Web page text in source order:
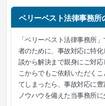
ベリーベスト法律事務所
「ベリーベスト法律事務所
者のために、事故対応に特
談から解決まで親身にご対
こからでもご依頼いただく
てしまったら、事故対応に
ノウハウを備えた当事務所